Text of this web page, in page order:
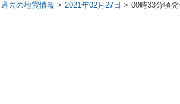
過去の地震情報 2021年02月27日 00時33分頃